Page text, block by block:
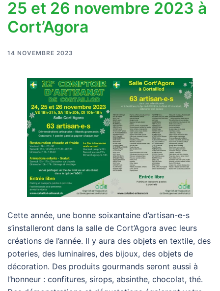
25 et 26 novembre 2023 à
Cort’Agora
14 NOVEMBRE 2023
Cette année, une bonne soixantaine d’artisan-e-s
s’installeront dans la salle de Cort’Agora avec leurs
créations de l’année. Il y aura des objets en textile, des
poteries, des luminaires, des bijoux, des objets de
décoration. Des produits gourmands seront aussi à
l’honneur : confitures, sirops, absinthe, chocolat, thé.